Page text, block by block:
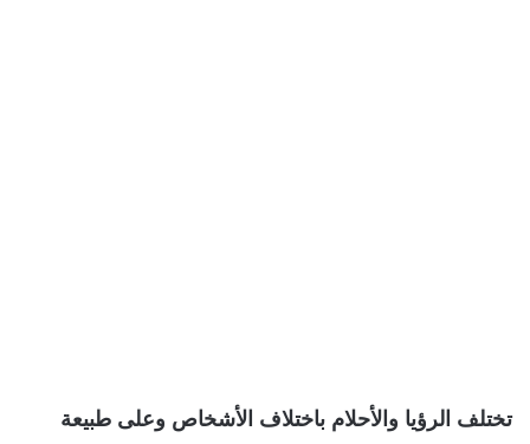
تختلف الرؤيا والأحلام باختلاف الأشخاص وعلى طبيعة